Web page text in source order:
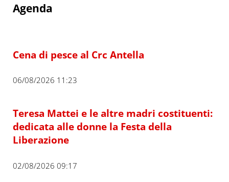
Agenda
Cena di pesce al Crc Antella
06/08/2026 11:23
Teresa Mattei e le altre madri costituenti:
dedicata alle donne la Festa della
Liberazione
02/08/2026 09:17